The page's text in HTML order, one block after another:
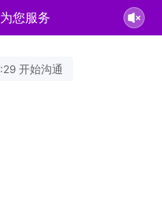
您服务
开始沟通